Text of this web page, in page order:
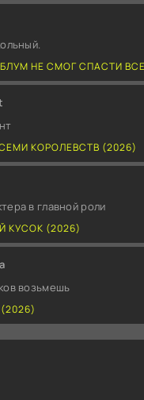
НЕ СМОГ СПАСТИ
КОРОЛЕВСТВ (2026)
в главной роли
КУСОК (2026)
возьмешь